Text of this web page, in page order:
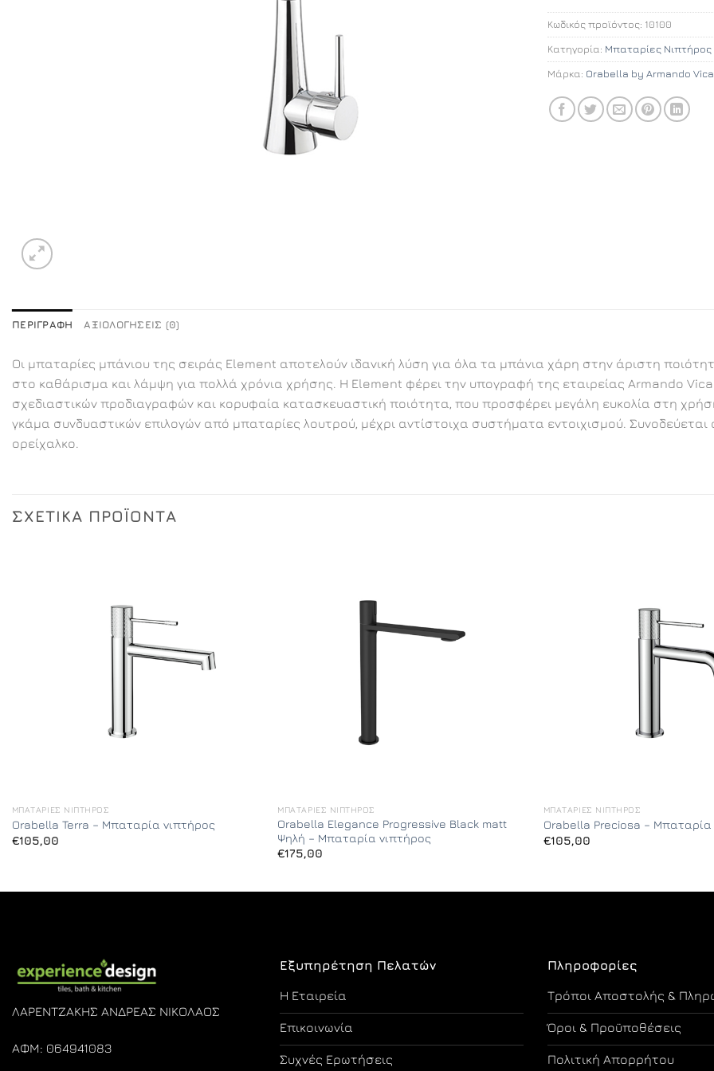
Κωδικός προϊόντος: 10100
Κατηγορία: Μπαταρίες Νιπτήρος
Μάρκα: Orabella by Armando
ΠΕΡΙΓΡΑΦΉ ΑΞΙΟΛΟΓΉΣΕΙΣ (0)
Οι μπαταρίες μπάνιου της σειράς Element αποτελούν ιδανική λύση για όλα τα μπάνια χάρη στην άριστη
στο καθάρισμα και λάμψη για πολλά χρόνια χρήσης. Η Element φέρει την υπογραφή της εταιρείας Armando
σχεδιαστικών προδιαγραφών και κορυφαία κατασκευαστική ποιότητα, που προσφέρει μεγάλη ευκολία στη
γκάμα συνδυαστικών επιλογών από μπαταρίες λουτρού, μέχρι αντίστοιχα συστήματα εντοιχισμού.
ορείχαλκο.
ΣΧΕΤΙΚΆ ΠΡΟΪΌΝΤΑ
ΜΠΑΤΑΡΊΕΣ ΝΙΠΤΉΡΟΣ
Orabella Terra – Μπαταρία νιπτήρος
€105,00
ΜΠΑΤΑΡΊΕΣ ΝΙΠΤΉΡΟΣ
Orabella Elegance Progressive Black matt
Ψηλή – Μπαταρία νιπτήρος
€175,00
ΜΠΑΤΑΡΊΕΣ ΝΙΠΤΉΡΟΣ
Orabella Preciosa – Μπαταρία
€105,00
ΛΑΡΕΝΤΖΑΚΗΣ ΑΝΔΡΕΑΣ ΝΙΚΟΛΑΟΣ
ΑΦΜ: 064941083
Εξυπηρέτηση Πελατών
Η Εταιρεία
Επικοινωνία
Συχνές Ερωτήσεις
Πληροφορίες
Τρόποι Αποστολής &
Όροι & Προϋποθέσεις
Πολιτική Απορρήτου